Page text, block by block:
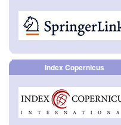
Index Copernicus